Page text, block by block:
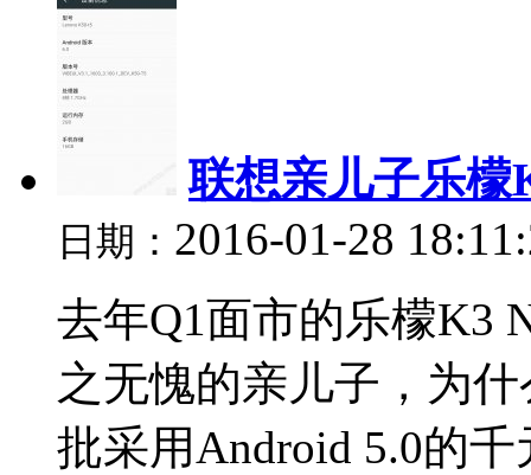
联想亲儿子乐
日期： 2016-01-28
去年Q1面市的乐檬K3
之无愧的亲儿子，为
批采用Android 5.0的